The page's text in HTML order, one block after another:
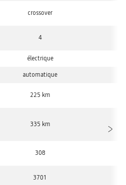
crossover
4
électrique
automatique
225 km
335 km
308
3701